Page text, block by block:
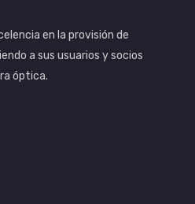
en la provisión de
a sus usuarios y socios
óptica.